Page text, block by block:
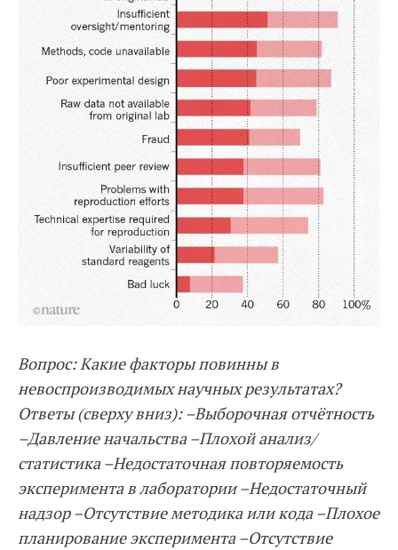
Вопрос: Какие факторы повинны в
невоспроизводимых научных результатах?
Ответы (сверху вниз): –Выборочная отчётность
–Давление начальства –Плохой анализ/
статистика –Недостаточная повторяемость
эксперимента в лаборатории –Недостаточный
надзор –Отсутствие методика или кода –Плохое
планирование эксперимента –Отсутствие